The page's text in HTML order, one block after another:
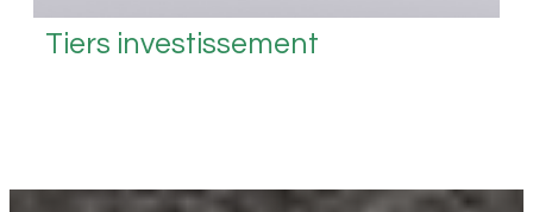
Tiers investissement